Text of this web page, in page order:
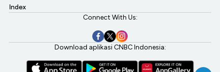
Index
Connect With Us:
Download aplikasi CNBC Indonesia: